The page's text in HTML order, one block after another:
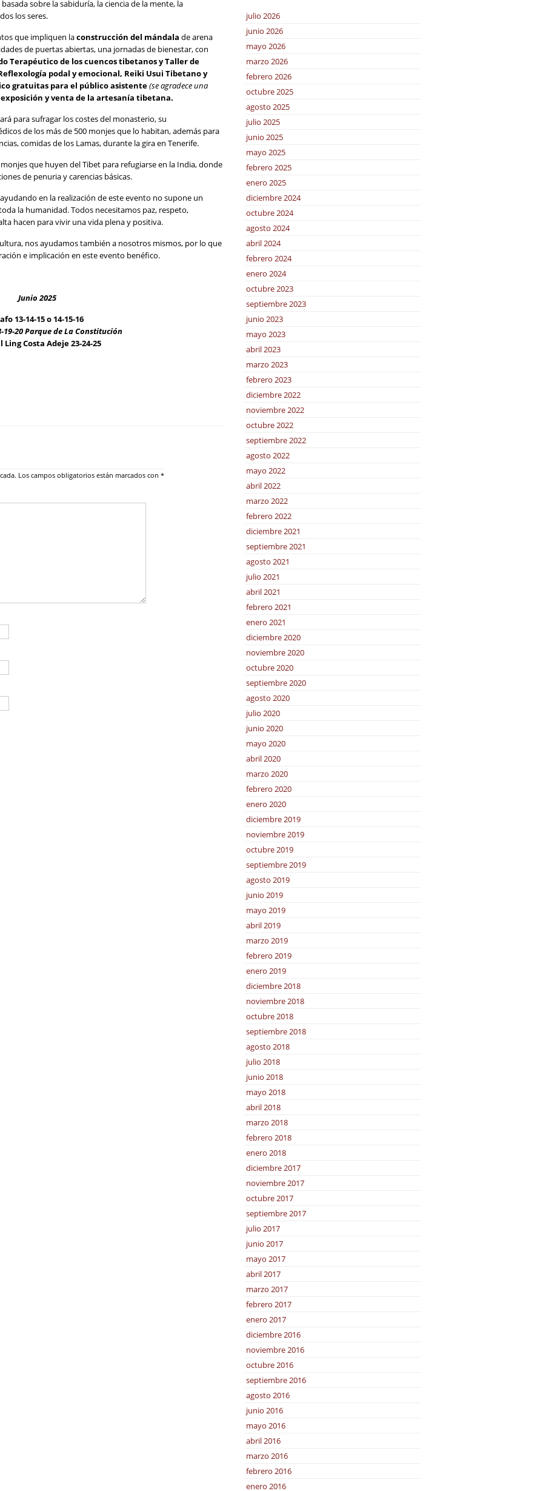
sobre la sabiduría, la ciencia de la mente, la
los seres.
que impliquen laconstrucción del mándala de arena
de puertas abiertas, una jornadas de bienestar, con
Terapéutico de los cuencos tibetanos y Taller de
podal y emocional, Reiki Usui Tibetano y
gratuitas para el público asistente(se agradece una
exposición y venta de la artesanía tibetana.
para sufragar los costes del monasterio, su
de los más de 500 monjes que lo habitan, además para
comidas de los Lamas, durante la gira en Tenerife.
que huyen del Tibet para refugiarse en la India, donde
de penuria y carencias básicas.
en la realización de este evento no supone un
la humanidad. Todos necesitamos paz, respeto,
hacen para vivir una vida plena y positiva.
nos ayudamos también a nosotros mismos, por lo que
e implicación en este evento benéfico.
Junio 2025
13-14-15 o 14-15-16
19-20 Parque de La Constitución
Ling Costa Adeje 23-24-25
Los campos obligatorios están marcados con *
julio 2026
junio 2026
mayo 2026
marzo 2026
febrero 2026
octubre 2025
agosto 2025
julio 2025
junio 2025
mayo 2025
febrero 2025
enero 2025
diciembre 2024
octubre 2024
agosto 2024
abril 2024
febrero 2024
enero 2024
octubre 2023
septiembre 2023
junio 2023
mayo 2023
abril 2023
marzo 2023
febrero 2023
diciembre 2022
noviembre 2022
octubre 2022
septiembre 2022
agosto 2022
mayo 2022
abril 2022
marzo 2022
febrero 2022
diciembre 2021
septiembre 2021
agosto 2021
julio 2021
abril 2021
febrero 2021
enero 2021
diciembre 2020
noviembre 2020
octubre 2020
septiembre 2020
agosto 2020
julio 2020
junio 2020
mayo 2020
abril 2020
marzo 2020
febrero 2020
enero 2020
diciembre 2019
noviembre 2019
octubre 2019
septiembre 2019
agosto 2019
junio 2019
mayo 2019
abril 2019
marzo 2019
febrero 2019
enero 2019
diciembre 2018
noviembre 2018
octubre 2018
septiembre 2018
agosto 2018
julio 2018
junio 2018
mayo 2018
abril 2018
marzo 2018
febrero 2018
enero 2018
diciembre 2017
noviembre 2017
octubre 2017
septiembre 2017
julio 2017
junio 2017
mayo 2017
abril 2017
marzo 2017
febrero 2017
enero 2017
diciembre 2016
noviembre 2016
octubre 2016
septiembre 2016
agosto 2016
junio 2016
mayo 2016
abril 2016
marzo 2016
febrero 2016
enero 2016